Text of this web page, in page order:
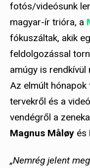
fotós/videósunk
magyar-ír trióra, a
fókuszáltak, akik
feldolgozással
amúgy is
Az elmúlt
tervekről és a
vendégről a
Magnus Måløy és
„Nemrég jelent